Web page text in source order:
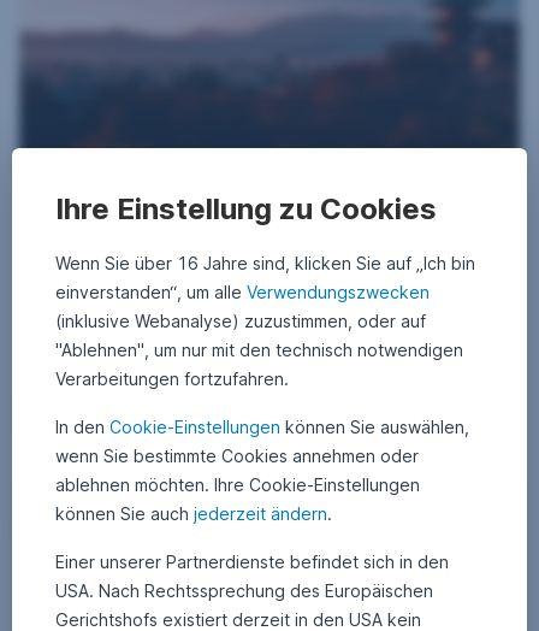
4. August 2025
u
g
u
s
t
0
5
•APA Finance / Erste AM Communications
Zeiten
den USA, seinem wichtigsten Handelspartner, vorerst beseitigt. Der
Aktienmarkt – vor allem die für Japan so wichtige Autobranche –
reagierte erleichtert. Doch innenpolitisch bleibt die Lage in Japan
Japan: US-Handelsdeal in politisch schwierigen
Weiterlesen
Märkte
Japan: Rückkehr zur Normalität
Ihre Einstellung zu Cookies
Wenn Sie über 16 Jahre sind, klicken Sie auf „Ich bin
einverstanden“, um alle Verwendungszwecken
(inklusive Webanalyse) zuzustimmen, oder auf
"Ablehnen", um nur mit den technisch notwendigen
Verarbeitungen fortzufahren.
In den Cookie-Einstellungen können Sie auswählen,
wenn Sie bestimmte Cookies annehmen oder
ablehnen möchten. Ihre Cookie-Einstellungen
können Sie auch jederzeit ändern.
Einer unserer Partnerdienste befindet sich in den
USA. Nach Rechtssprechung des Europäischen
Gerichtshofs existiert derzeit in den USA kein